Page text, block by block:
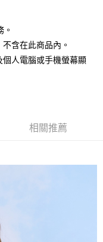
銀行
託商業銀行
即使用無須另外申請。
易確認頁面所載為準。
未通過，訂單將自動取
付你分期系統評分，恕無
每月結算日後寄送繳費提
含在此商品內。
人電腦或手機螢幕顯
相關推薦